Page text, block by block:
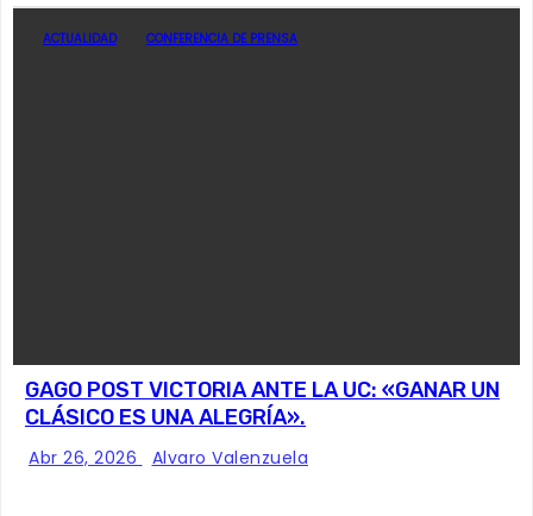
ACTUALIDAD CONFERENCIA DE PRENSA
GAGO POST VICTORIA ANTE LA UC: «GANAR UN
CLÁSICO ES UNA ALEGRÍA».
Abr 26, 2026 Alvaro Valenzuela